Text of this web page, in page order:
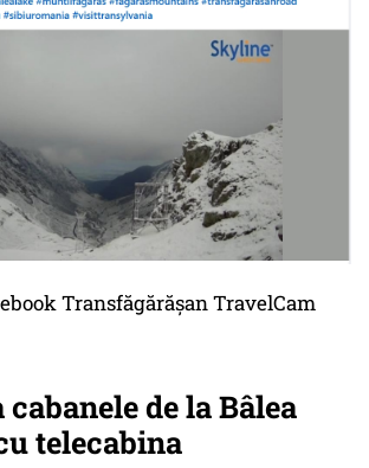
Transfăgărășan TravelCam
de la Bâlea
telecabina